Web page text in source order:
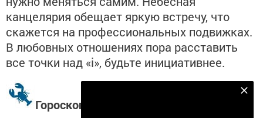
канцелярия обещает яркую встречу, что
скажется на профессиональных подвижках.
В любовных отношениях пора расставить
все точки над «i», будьте инициативнее.
Гороскоп на 12 августа 2020 Рак